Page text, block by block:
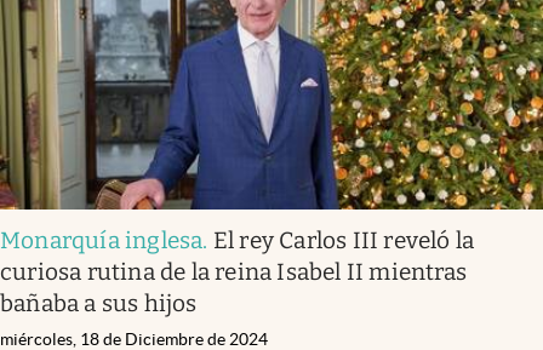
Monarquía inglesa. El rey Carlos III reveló la
curiosa rutina de la reina Isabel II mientras
bañaba a sus hijos
miércoles, 18 de Diciembre de 2024